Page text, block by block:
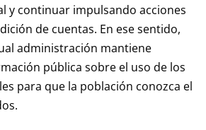
y continuar impulsando acciones
de cuentas. En ese sentido,
administración mantiene
pública sobre el uso de los
para que la población conozca el